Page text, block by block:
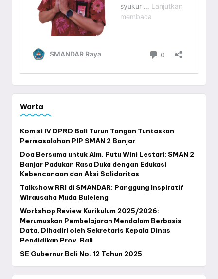
Warta
Komisi IV DPRD Bali Turun Tangan Tuntaskan
Permasalahan PIP SMAN 2 Banjar
Doa Bersama untuk Alm. Putu Wini Lestari: SMAN 2
Banjar Padukan Rasa Duka dengan Edukasi
Kebencanaan dan Aksi Solidaritas
Talkshow RRI di SMANDAR: Panggung Inspiratif
Wirausaha Muda Buleleng
Workshop Review Kurikulum 2025/2026:
Merumuskan Pembelajaran Mendalam Berbasis
Data, Dihadiri oleh Sekretaris Kepala Dinas
Pendidikan Prov. Bali
SE Gubernur Bali No. 12 Tahun 2025